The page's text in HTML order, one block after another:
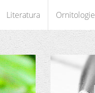
Literatura Ornitologie